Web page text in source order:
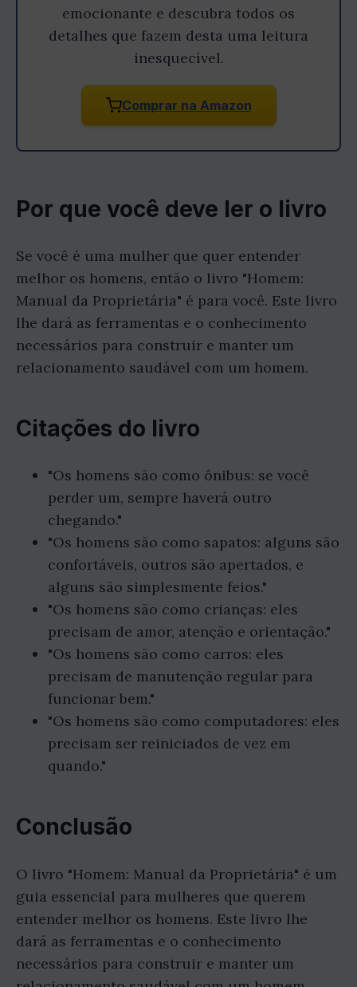
emocionante e descubra todos os
detalhes que fazem desta uma leitura
inesquecível.
Comprar na Amazon
Por que você deve ler o livro
Se você é uma mulher que quer entender
melhor os homens, então o livro "Homem:
Manual da Proprietária" é para você. Este livro
lhe dará as ferramentas e o conhecimento
necessários para construir e manter um
relacionamento saudável com um homem.
Citações do livro
"Os homens são como ônibus: se você
perder um, sempre haverá outro
chegando."
"Os homens são como sapatos: alguns são
confortáveis, outros são apertados, e
alguns são simplesmente feios."
"Os homens são como crianças: eles
precisam de amor, atenção e orientação."
"Os homens são como carros: eles
precisam de manutenção regular para
funcionar bem."
"Os homens são como computadores: eles
precisam ser reiniciados de vez em
quando."
Conclusão
O livro "Homem: Manual da Proprietária" é um
guia essencial para mulheres que querem
entender melhor os homens. Este livro lhe
dará as ferramentas e o conhecimento
necessários para construir e manter um